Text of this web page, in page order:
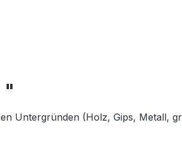
"
Untergründen (Holz, Gips, Metall,